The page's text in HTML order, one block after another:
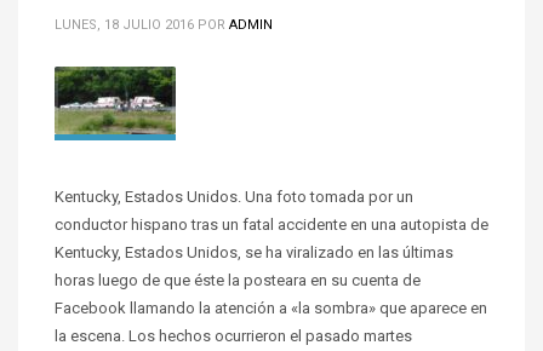
LUNES, 18 JULIO 2016 POR ADMIN
Kentucky, Estados Unidos. Una foto tomada por un
conductor hispano tras un fatal accidente en una autopista de
Kentucky, Estados Unidos, se ha viralizado en las últimas
horas luego de que éste la posteara en su cuenta de
Facebook llamando la atención a «la sombra» que aparece en
la escena. Los hechos ocurrieron el pasado martes